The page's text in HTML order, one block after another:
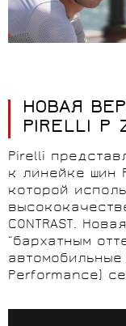
НОВАЯ
PIRELLI P
Pirelli
к линейке шин
которой
CONTRAST.
“бархатным
автомобильные
Performance)